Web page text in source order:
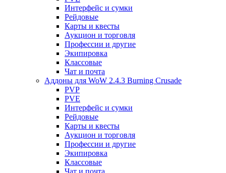
Интерфейс и сумки
Рейдовые
Карты и квесты
Аукцион и торговля
Профессии и другие
Экипировка
Классовые
Чат и почта
Аддоны для WoW 2.4.3 Burning Crusade
PVP
PVE
Интерфейс и сумки
Рейдовые
Карты и квесты
Аукцион и торговля
Профессии и другие
Экипировка
Классовые
Чат и почта